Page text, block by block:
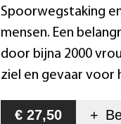
Spoorwegstaking
mensen. Een
door bijna 2000
ziel en gevaar voor
€ 27,50 +